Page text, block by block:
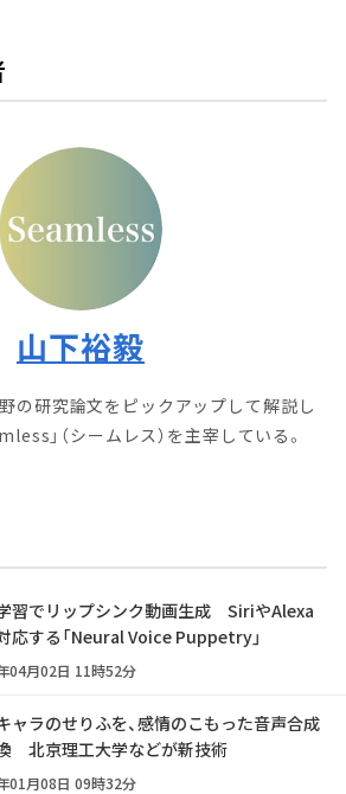
山下裕毅
の研究論文をピックアップして解説し
」（シームレス）を主宰している。
習でリップシンク動画生成 SiriやAlexa
応する「Neural Voice Puppetry」
04月02日 11時52分
ャラのせりふを、感情のこもった音声合成
北京理工大学などが新技術
01月08日 09時32分